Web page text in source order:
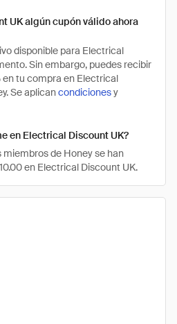
UK algún cupón válido ahora
disponible para Electrical
Sin embargo, puedes recibir
tu compra en Electrical
Se aplicancondicionesy
en Electrical Discount UK?
miembros de Honey se han
en Electrical Discount UK.